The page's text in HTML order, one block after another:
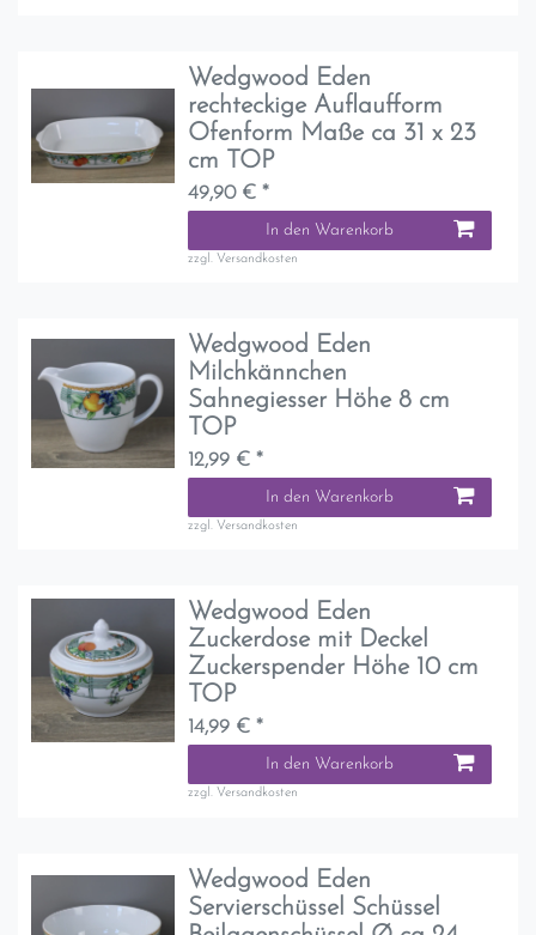
Wedgwood Eden
rechteckige Auflaufform
Ofenform Maße ca 31 x 23
cm TOP
49,90 € *
In den Warenkorb
zzgl. Versandkosten
Wedgwood Eden
Milchkännchen
Sahnegiesser Höhe 8 cm
TOP
12,99 € *
In den Warenkorb
zzgl. Versandkosten
Wedgwood Eden
Zuckerdose mit Deckel
Zuckerspender Höhe 10 cm
TOP
14,99 € *
In den Warenkorb
zzgl. Versandkosten
Wedgwood Eden
Servierschüssel Schüssel